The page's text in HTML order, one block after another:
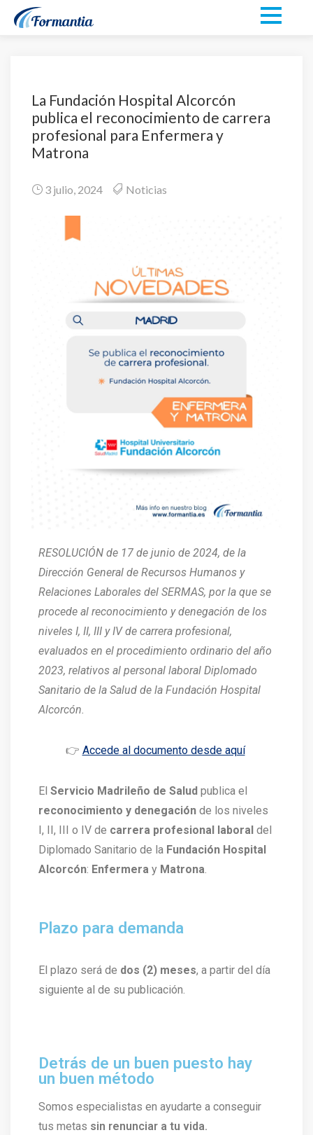
La Fundación Hospital Alcorcón
publica el reconocimiento de carrera
profesional para Enfermera y
Matrona
3 julio, 2024 Noticias
RESOLUCIÓN de 17 de junio de 2024, de la
Dirección General de Recursos Humanos y
Relaciones Laborales del SERMAS, por la que se
procede al reconocimiento y denegación de los
niveles I, II, III y IV de carrera profesional,
evaluados en el procedimiento ordinario del año
2023, relativos al personal laboral Diplomado
Sanitario de la Salud de la Fundación Hospital
Alcorcón.
👉 Accede al documento desde aquí
El Servicio Madrileño de Salud publica el
reconocimiento y denegación de los niveles
I, II, III o IV de carrera profesional laboral del
Diplomado Sanitario de la Fundación Hospital
Alcorcón: Enfermera y Matrona
Plazo para demanda
El plazo será de dos (2) meses, a partir del día
siguiente al de su publicación.
Detrás de un buen puesto hay
un buen método
Somos especialistas en ayudarte a conseguir
tus metas sin renunciar a tu vida.